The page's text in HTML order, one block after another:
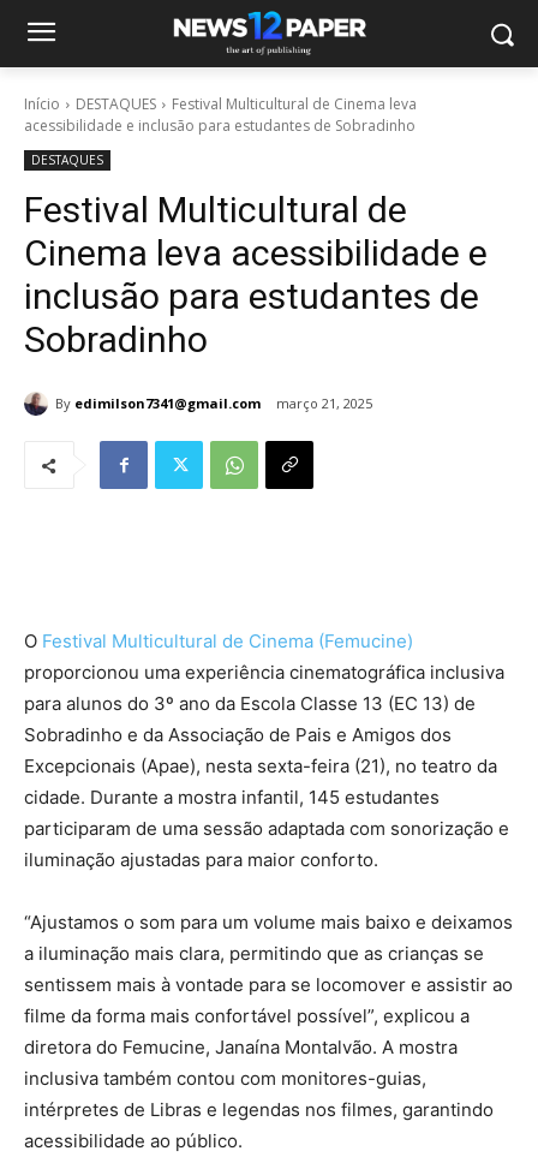
Início DESTAQUES
Festival Multicultural de Cinema leva
acessibilidade e inclusão para estudantes de Sobradinho
DESTAQUES
Festival Multicultural de
Cinema leva acessibilidade e
inclusão para estudantes de
Sobradinho
By edimilson7341@gmail.com março 21, 2025
O Festival Multicultural de Cinema (Femucine)
proporcionou uma experiência cinematográfica inclusiva
para alunos do 3º ano da Escola Classe 13 (EC 13) de
Sobradinho e da Associação de Pais e Amigos dos
Excepcionais (Apae), nesta sexta-feira (21), no teatro da
cidade. Durante a mostra infantil, 145 estudantes
participaram de uma sessão adaptada com sonorização e
iluminação ajustadas para maior conforto.
“Ajustamos o som para um volume mais baixo e deixamos
a iluminação mais clara, permitindo que as crianças se
sentissem mais à vontade para se locomover e assistir ao
filme da forma mais confortável possível”, explicou a
diretora do Femucine, Janaína Montalvão. A mostra
inclusiva também contou com monitores-guias,
intérpretes de Libras e legendas nos filmes, garantindo
acessibilidade ao público.